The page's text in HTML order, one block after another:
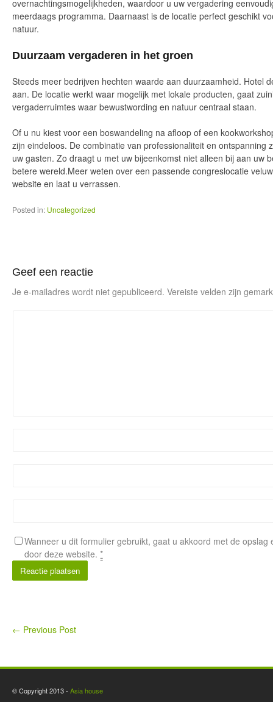
overnachtingsmogelijkheden, waardoor u uw vergadering
meerdaags programma. Daarnaast is de locatie perfect geschikt
natuur.
Duurzaam vergaderen in het groen
Steeds meer bedrijven hechten waarde aan duurzaamheid. Hotel
aan. De locatie werkt waar mogelijk met lokale producten, gaat
vergaderruimtes waar bewustwording en natuur centraal staan.
Of u nu kiest voor een boswandeling na afloop of een
zijn eindeloos. De combinatie van professionaliteit en ontspanning
uw gasten. Zo draagt u met uw bijeenkomst niet alleen bij aan uw
betere wereld.Meer weten over een passende congreslocatie
website en laat u verrassen.
Posted in: Uncategorized
Geef een reactie
Je e-mailadres wordt niet gepubliceerd. Vereiste velden zijn
Wanneer u dit formulier gebruikt, gaat u akkoord met de opslag
door deze website. *
← Previous Post
© Copyright 2013 - Asia house